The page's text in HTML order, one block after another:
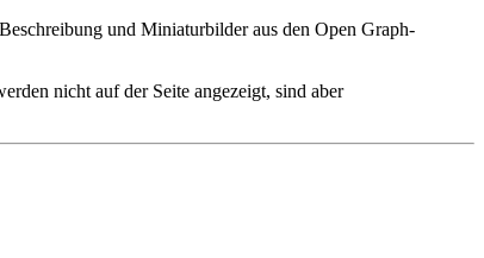
und Miniaturbilder aus den Open Graph-
nicht auf der Seite angezeigt, sind aber